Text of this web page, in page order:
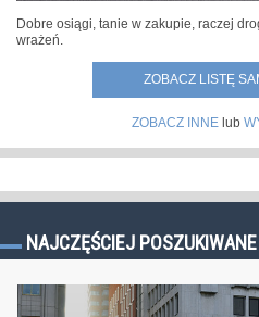
Dobre osiągi, tanie w zakupie, raczej
wrażeń.
ZOBACZ LISTĘ
ZOBACZ INNElub
NAJCZĘŚCIEJ POSZUKIWANE